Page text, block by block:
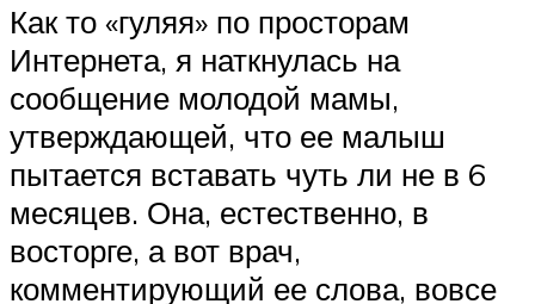
Как то «гуляя» по просторам
Интернета, я наткнулась на
сообщение молодой мамы,
утверждающей, что ее малыш
пытается вставать чуть ли не в 6
месяцев. Она, естественно, в
восторге, а вот врач,
комментирующий ее слова, вовсе